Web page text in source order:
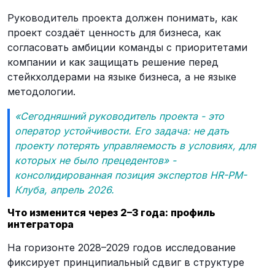
Руководитель проекта должен понимать, как
проект создаёт ценность для бизнеса, как
согласовать амбиции команды с приоритетами
компании и как защищать решение перед
стейкхолдерами на языке бизнеса, а не языке
методологии.
«Сегодняшний руководитель проекта - это
оператор устойчивости. Его задача: не дать
проекту потерять управляемость в условиях, для
которых не было прецедентов» -
консолидированная позиция экспертов HR-PM-
Клуба, апрель 2026.
Что изменится через 2–3 года: профиль
интегратора
На горизонте 2028–2029 годов исследование
фиксирует принципиальный сдвиг в структуре